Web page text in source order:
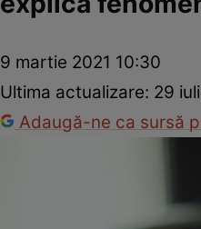
9 martie 2021 10:30
Ultima actualizare: 29
Adaugă-ne ca sursă